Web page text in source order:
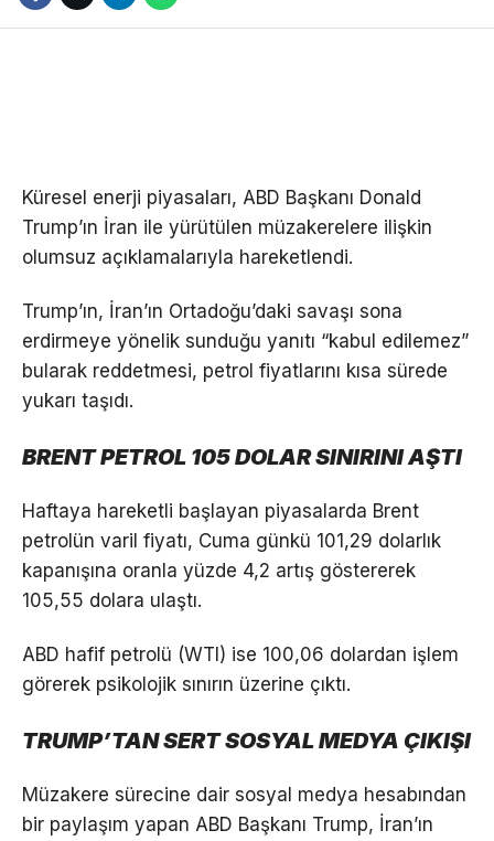
Küresel enerji piyasaları, ABD Başkanı Donald
Trump’ın İran ile yürütülen müzakerelere ilişkin
olumsuz açıklamalarıyla hareketlendi.
Trump’ın, İran’ın Ortadoğu’daki savaşı sona
erdirmeye yönelik sunduğu yanıtı “kabul edilemez”
bularak reddetmesi, petrol fiyatlarını kısa sürede
yukarı taşıdı.
BRENT PETROL 105 DOLAR SINIRINI AŞTI
Haftaya hareketli başlayan piyasalarda Brent
petrolün varil fiyatı, Cuma günkü 101,29 dolarlık
kapanışına oranla yüzde 4,2 artış göstererek
105,55 dolara ulaştı.
ABD hafif petrolü (WTI) ise 100,06 dolardan işlem
görerek psikolojik sınırın üzerine çıktı.
TRUMP’TAN SERT SOSYAL MEDYA ÇIKIŞI
Müzakere sürecine dair sosyal medya hesabından
bir paylaşım yapan ABD Başkanı Trump, İran’ın